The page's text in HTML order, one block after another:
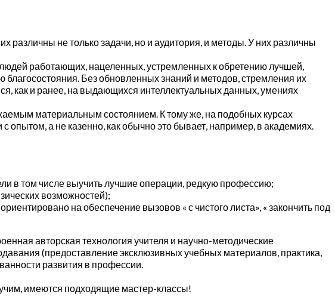
не только задачи, но и аудитория, и методы. У них различны
работающих, нацеленных, устремленных к обретению лучшей,
Без обновленных знаний и методов, стремления их
как и ранее, на выдающихся интеллектуальных данных, умениях
материальным состоянием. К тому же, на подобных курсах
а не казенно, как обычно это бывает, например, в академиях.
в том числе выучить лучшие операции, редкую профессию;
возможностей);
на обеспечение вызовов « с чистого листа», « закончить под
авторская технология учителя и научно-методические
(предоставление эксклюзивных учебных материалов, практика,
развития в профессии.
имеются подходящие мастер-классы!